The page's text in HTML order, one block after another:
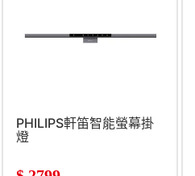
PHILIPS軒笛智能螢幕掛
燈